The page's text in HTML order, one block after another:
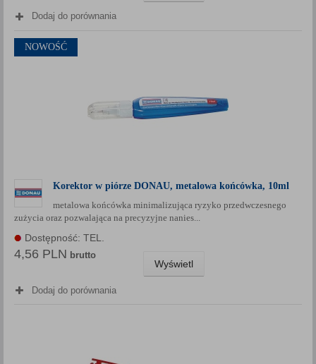
Dodaj do porównania
NOWOŚĆ
Korektor w piórze DONAU, metalowa końcówka, 10ml
metalowa końcówka minimalizująca ryzyko przedwczesnego
zużycia oraz pozwalająca na precyzyjne nanies...
Dostępność: TEL.
4,56 PLN brutto
Wyświetl
Dodaj do porównania
Lista Zaufanych Partnerów (rozwiń)